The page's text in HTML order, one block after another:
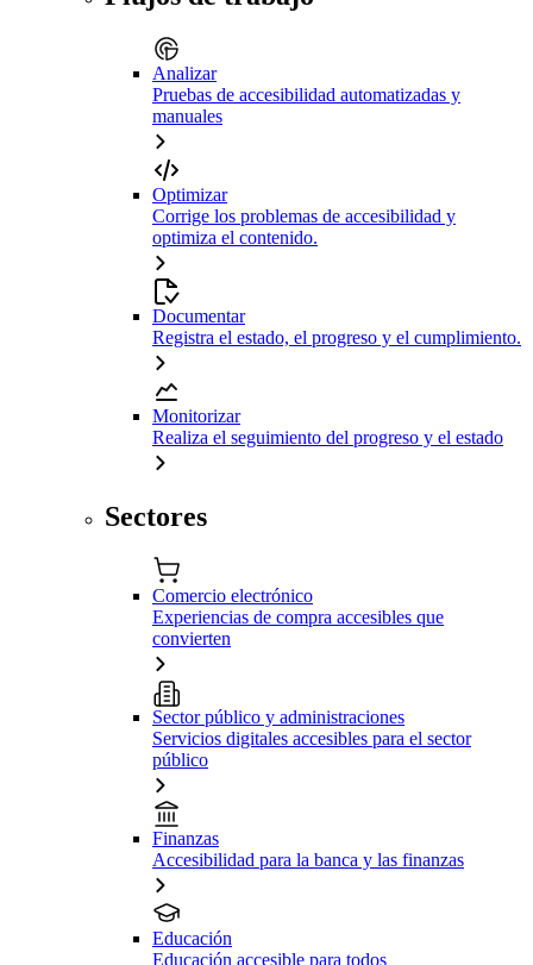
Analizar
Pruebas de accesibilidad automatizadas y
manuales
Optimizar
Corrige los problemas de accesibilidad y
optimiza el contenido.
Documentar
Registra el estado, el progreso y el cumplimiento.
Monitorizar
Realiza el seguimiento del progreso y el estado
Sectores
Comercio electrónico
Experiencias de compra accesibles que
convierten
Sector público y administraciones
Servicios digitales accesibles para el sector
público
Finanzas
Accesibilidad para la banca y las finanzas
Educación
Educación accesible para todos